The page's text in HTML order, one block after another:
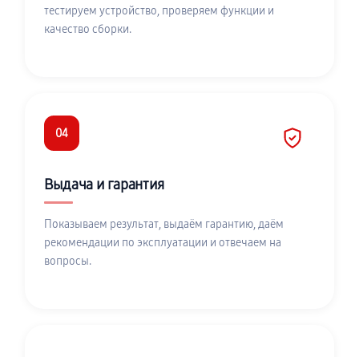
тестируем устройство, проверяем функции и
качество сборки.
04
Выдача и гарантия
Показываем результат, выдаём гарантию, даём
рекомендации по эксплуатации и отвечаем на
вопросы.